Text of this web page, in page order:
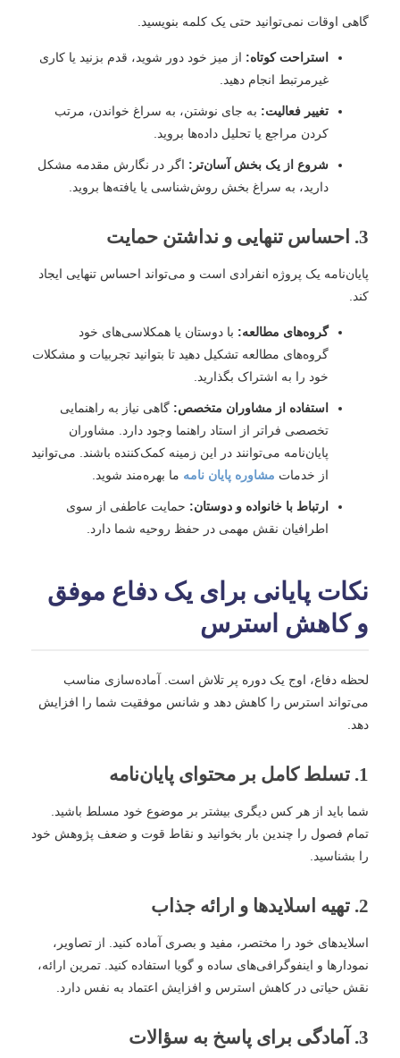
گاهی اوقات نمی‌توانید حتی یک کلمه بنویسید.
استراحت کوتاه: از میز خود دور شوید، قدم بزنید یا کاری
غیرمرتبط انجام دهید.
تغییر فعالیت: به جای نوشتن، به سراغ خواندن، مرتب
کردن مراجع یا تحلیل داده‌ها بروید.
شروع از یک بخش آسان‌تر: اگر در نگارش مقدمه مشکل
دارید، به سراغ بخش روش‌شناسی یا یافته‌ها بروید.
3. احساس تنهایی و نداشتن حمایت
پایان‌نامه یک پروژه انفرادی است و می‌تواند احساس تنهایی ایجاد
کند.
گروه‌های مطالعه: با دوستان یا همکلاسی‌های خود
گروه‌های مطالعه تشکیل دهید تا بتوانید تجربیات و مشکلات
خود را به اشتراک بگذارید.
استفاده از مشاوران متخصص: گاهی نیاز به راهنمایی
تخصصی فراتر از استاد راهنما وجود دارد. مشاوران
پایان‌نامه می‌توانند در این زمینه کمک‌کننده باشند. می‌توانید
از خدمات مشاوره پایان نامه ما بهره‌مند شوید.
ارتباط با خانواده و دوستان: حمایت عاطفی از سوی
اطرافیان نقش مهمی در حفظ روحیه شما دارد.
نکات پایانی برای یک دفاع موفق
و کاهش استرس
لحظه دفاع، اوج یک دوره پر تلاش است. آماده‌سازی مناسب
می‌تواند استرس را کاهش دهد و شانس موفقیت شما را افزایش
دهد.
1. تسلط کامل بر محتوای پایان‌نامه
شما باید از هر کس دیگری بیشتر بر موضوع خود مسلط باشید.
تمام فصول را چندین بار بخوانید و نقاط قوت و ضعف پژوهش خود
را بشناسید.
2. تهیه اسلایدها و ارائه جذاب
اسلایدهای خود را مختصر، مفید و بصری آماده کنید. از تصاویر،
نمودارها و اینفوگرافی‌های ساده و گویا استفاده کنید. تمرین ارائه،
نقش حیاتی در کاهش استرس و افزایش اعتماد به نفس دارد.
3. آمادگی برای پاسخ به سؤالات